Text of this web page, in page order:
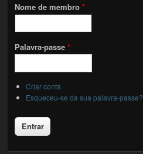
Nome de membro*
Palavra-passe*
Criar conta
Esqueceu-se da sua palavra-passe?